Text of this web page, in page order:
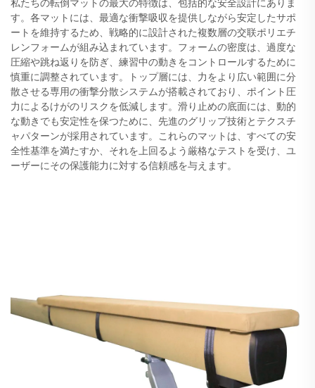
私たちの転倒マットの最大の特徴は、包括的な安全設計にありま
す。各マットには、最適な衝撃吸収を提供しながら安定したサポ
ートを維持するため、戦略的に設計された複数層の交联ポリエチ
レンフォームが組み込まれています。フォームの密度は、過度な
圧縮や跳ね返りを防ぎ、練習中の動きをコントロールするために
慎重に調整されています。トップ層には、力をより広い範囲に分
散させる専用の衝撃分散システムが搭載されており、ポイント圧
力によるけがのリスクを低減します。滑り止めの底面には、動的
な動きでも安定性を保つために、先進のグリップ技術とテクスチ
ャパターンが採用されています。これらのマットは、すべての安
全性基準を満たすか、それを上回るよう厳格なテストを受け、ユ
ーザーにその保護能力に対する信頼感を与えます。